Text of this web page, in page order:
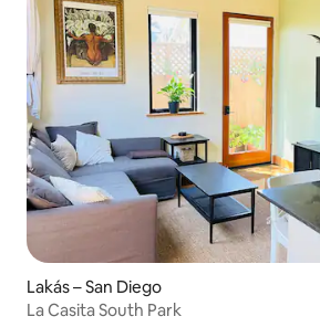
Lakás – San Diego
La Casita South Park